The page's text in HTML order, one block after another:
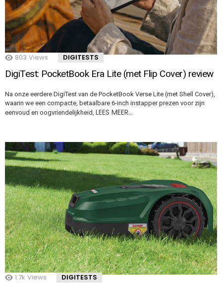
803 Views DIGITESTS
DigiTest: PocketBook Era Lite (met Flip Cover) review
Na onze eerdere DigiTest van de PocketBook Verse Lite (met Shell Cover),
waarin we een compacte, betaalbare 6-inch instapper prezen voor zijn
eenvoud en oogvriendelijkheid, LEES MEER…
1.7k Views DIGITESTS